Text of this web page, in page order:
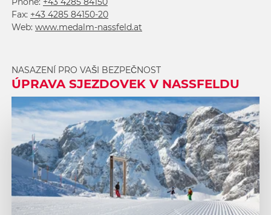
Fax: +43 4285 84150-20
Web: www.medalm-nassfeld.at
NASAZENÍ PRO VAŠI BEZPEČNOST
ÚPRAVA SJEZDOVEK V NASSFELDU